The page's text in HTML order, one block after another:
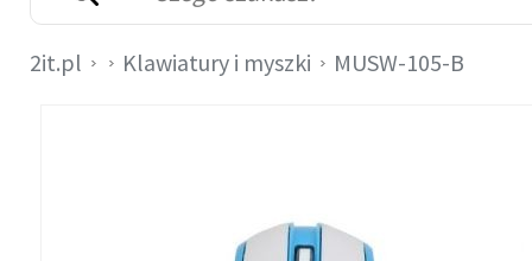
2it.pl Klawiatury i myszki MUSW-105-B